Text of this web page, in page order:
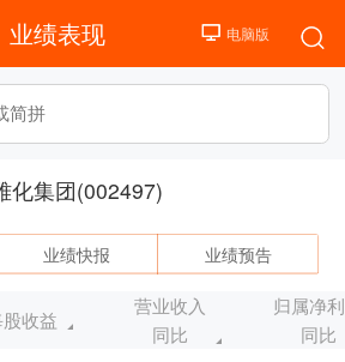
业绩表现
化集团(002497)
业绩快报 业绩预告
收益
营业收入
同比
归属净
同比